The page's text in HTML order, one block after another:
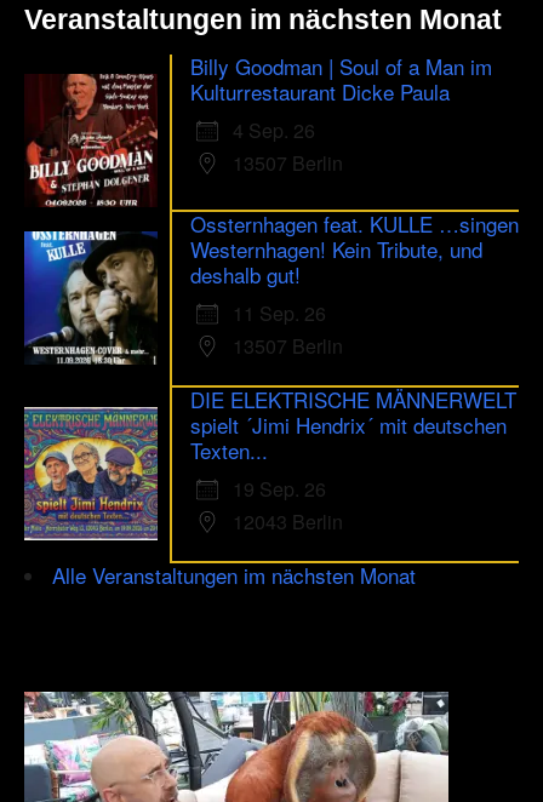
Veranstaltungen im nächsten Monat
Billy Goodman | Soul of a Man im
Kulturrestaurant Dicke Paula
4 Sep. 26
13507 Berlin
Ossternhagen feat. KULLE …singen
Westernhagen! Kein Tribute, und
deshalb gut!
11 Sep. 26
13507 Berlin
DIE ELEKTRISCHE MÄNNERWELT
spielt ´Jimi Hendrix´ mit deutschen
Texten...
19 Sep. 26
12043 Berlin
Alle Veranstaltungen im nächsten Monat